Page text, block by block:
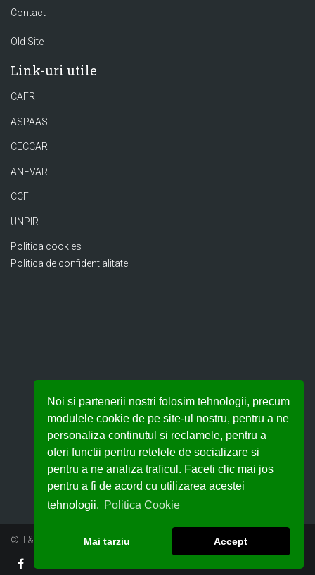
Noi si partenerii nostri folosim tehnologii, precum
modulele cookie de pe site-ul nostru, pentru a ne
personaliza continutul si reclamele, pentru a
oferi functii pentru retelele de socializare si
pentru a ne analiza traficul. Faceti clic mai jos
pentru a fi de acord cu utilizarea acestei
tehnologii. Politica Cookie
Mai tarziu Accept
Contact
Old Site
Link-uri utile
CAFR
ASPAAS
CECCAR
ANEVAR
CCF
UNPIR
Politica cookies
Politica de confidentialitate
© T&T AUDIT SRL – 2018